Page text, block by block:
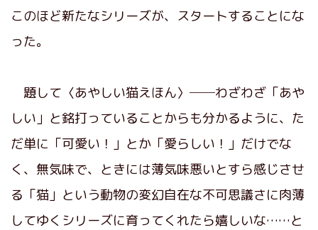
このほど新たなシリーズが、スタートすることにな
った。
題して〈あやしい猫えほん〉──わざわざ「あや
しい」と銘打っていることからも分かるように、た
だ単に「可愛い！」とか「愛らしい！」だけでな
く、無気味で、ときには薄気味悪いとすら感じさせ
る「猫」という動物の変幻自在な不可思議さに肉薄
してゆくシリーズに育ってくれたら嬉しいな……と